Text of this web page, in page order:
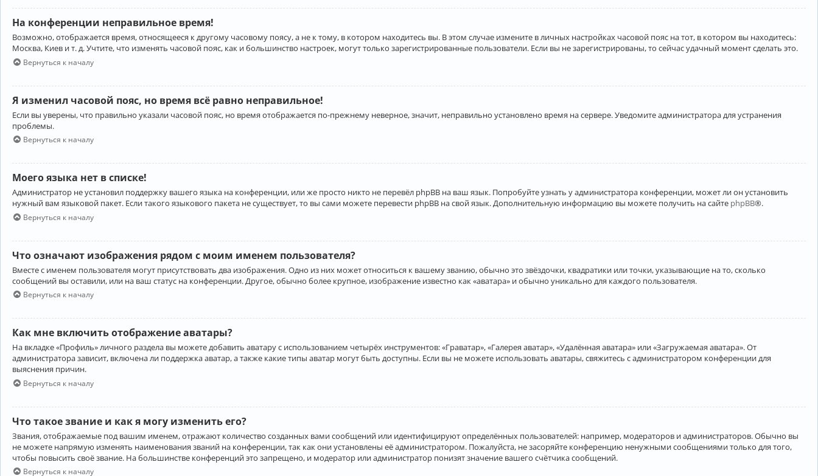
На конференции неправильное время!
Возможно, отображается время, относящееся к другому часовому поясу, а не к тому, в котором находитесь вы. В этом случае измените в личных настройках часовой пояс на тот, в котором вы находитесь:
Москва, Киев и т. д. Учтите, что изменять часовой пояс, как и большинство настроек, могут только зарегистрированные пользователи. Если вы не зарегистрированы, то сейчас удачный момент сделать это.
Вернуться к началу
Я изменил часовой пояс, но время всё равно неправильное!
Если вы уверены, что правильно указали часовой пояс, но время отображается по-прежнему неверное, значит, неправильно установлено время на сервере. Уведомите администратора для устранения
проблемы.
Вернуться к началу
Моего языка нет в списке!
Администратор не установил поддержку вашего языка на конференции, или же просто никто не перевёл phpBB на ваш язык. Попробуйте узнать у администратора конференции, может ли он установить
нужный вам языковой пакет. Если такого языкового пакета не существует, то вы сами можете перевести phpBB на свой язык. Дополнительную информацию вы можете получить на сайте phpBB®.
Вернуться к началу
Что означают изображения рядом с моим именем пользователя?
Вместе с именем пользователя могут присутствовать два изображения. Одно из них может относиться к вашему званию, обычно это звёздочки, квадратики или точки, указывающие на то, сколько
сообщений вы оставили, или на ваш статус на конференции. Другое, обычно более крупное, изображение известно как «аватара» и обычно уникально для каждого пользователя.
Вернуться к началу
Как мне включить отображение аватары?
На вкладке «Профиль» личного раздела вы можете добавить аватару с использованием четырёх инструментов: «Граватар», «Галерея аватар», «Удалённая аватара» или «Загружаемая аватара». От
администратора зависит, включена ли поддержка аватар, а также какие типы аватар могут быть доступны. Если вы не можете использовать аватары, свяжитесь с администратором конференции для
выяснения причин.
Вернуться к началу
Что такое звание и как я могу изменить его?
Звания, отображаемые под вашим именем, отражают количество созданных вами сообщений или идентифицируют определённых пользователей: например, модераторов и администраторов. Обычно вы
не можете напрямую изменять наименования званий на конференции, так как они установлены её администратором. Пожалуйста, не засоряйте конференцию ненужными сообщениями только для того,
чтобы повысить своё звание. На большинстве конференций это запрещено, и модератор или администратор понизят значение вашего счётчика сообщений.
Вернуться к началу